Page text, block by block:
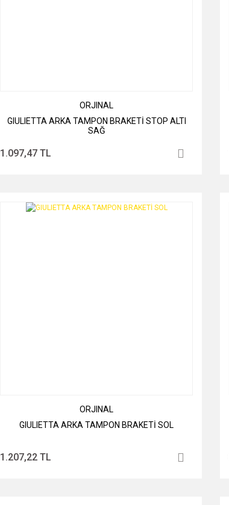
ORJINAL
GIULIETTA ARKA TAMPON BRAKETİ STOP ALTI
SAĞ
1.097,47 TL
ORJINAL
GIULIETTA ARKA TAMPON BRAKETİ SOL
1.207,22 TL